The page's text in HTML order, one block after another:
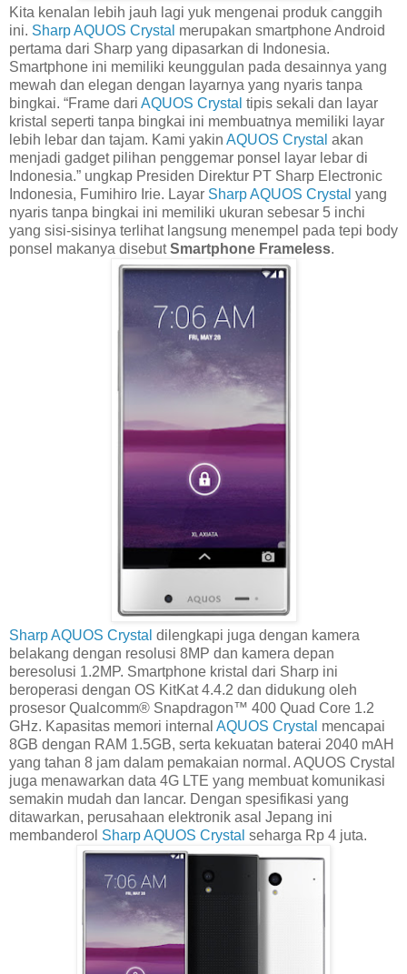
Kita kenalan lebih jauh lagi yuk mengenai produk canggih
ini. Sharp AQUOS Crystal merupakan smartphone Android
pertama dari Sharp yang dipasarkan di Indonesia.
Smartphone ini memiliki keunggulan pada desainnya yang
mewah dan elegan dengan layarnya yang nyaris tanpa
bingkai. “Frame dari AQUOS Crystal tipis sekali dan layar
kristal seperti tanpa bingkai ini membuatnya memiliki layar
lebih lebar dan tajam. Kami yakin AQUOS Crystal akan
menjadi gadget pilihan penggemar ponsel layar lebar di
Indonesia.” ungkap Presiden Direktur PT Sharp Electronic
Indonesia, Fumihiro Irie. Layar Sharp AQUOS Crystal yang
nyaris tanpa bingkai ini memiliki ukuran sebesar 5 inchi
yang sisi-sisinya terlihat langsung menempel pada tepi body
ponsel makanya disebutSmartphone Frameless.
Sharp AQUOS Crystal dilengkapi juga dengan kamera
belakang dengan resolusi 8MP dan kamera depan
beresolusi 1.2MP. Smartphone kristal dari Sharp ini
beroperasi dengan OS KitKat 4.4.2 dan didukung oleh
prosesor Qualcomm® Snapdragon™ 400 Quad Core 1.2
GHz. Kapasitas memori internal AQUOS Crystal mencapai
8GB dengan RAM 1.5GB, serta kekuatan baterai 2040 mAH
yang tahan 8 jam dalam pemakaian normal. AQUOS Crystal
juga menawarkan data 4G LTE yang membuat komunikasi
semakin mudah dan lancar. Dengan spesifikasi yang
ditawarkan, perusahaan elektronik asal Jepang ini
membanderol Sharp AQUOS Crystal seharga Rp 4 juta.